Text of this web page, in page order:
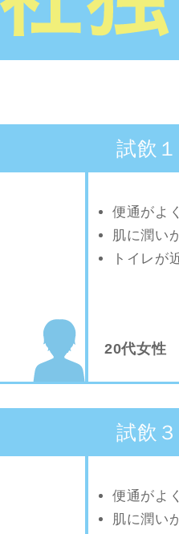
試飲
便通がよ
肌に潤い
トイレが
20代女性
試飲
便通がよ
肌に潤い